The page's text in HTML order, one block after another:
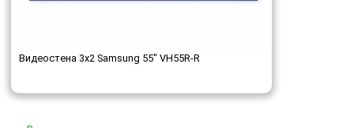
Видеостена 3x2 Samsung 55" VH55R-R